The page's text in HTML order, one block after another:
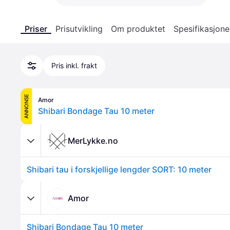
Priser Prisutvikling Om produktet
Pris inkl. frakt
ANNONSE Amor
Shibari Bondage Tau 10 meter
MerLykke.no
Shibari tau i forskjellige lengder SORT: 10 meter
Amor
Shibari Bondage Tau 10 meter